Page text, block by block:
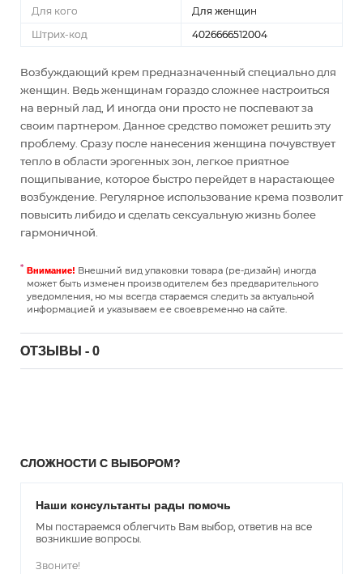
Для кого
Для женщин
Штрих-код
4026666512004
Возбуждающий крем предназначенный специально для
женщин. Ведь женщинам гораздо сложнее настроиться
на верный лад, И иногда они просто не поспевают за
своим партнером. Данное средство поможет решить эту
проблему. Сразу после нанесения женщина почувствует
тепло в области эрогенных зон, легкое приятное
пощипывание, которое быстро перейдет в нарастающее
возбуждение. Регулярное использование крема позволит
повысить либидо и сделать сексуальную жизнь более
гармоничной.
Внимание! Внешний вид упаковки товара (ре-дизайн) иногда
может быть изменен производителем без предварительного
уведомления, но мы всегда стараемся следить за актуальной
информацией и указываем ее своевременно на сайте.
ОТЗЫВЫ - 0
СЛОЖНОСТИ С ВЫБОРОМ?
Наши консультанты рады помочь
Мы постараемся облегчить Вам выбор, ответив на все
возникшие вопросы.
Звоните!